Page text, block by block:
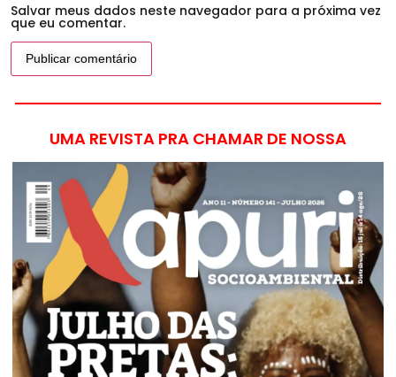
Salvar meus dados neste navegador para a próxima vez
que eu comentar.
UMA REVISTA PRA CHAMAR DE NOSSA